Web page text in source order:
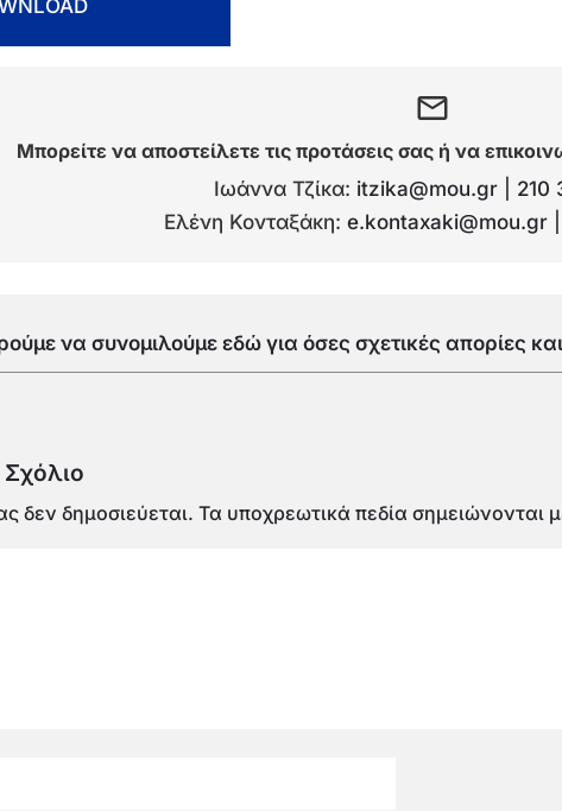
email
Μπορείτε να αποστείλετε τις προτάσεις σας ή να
Ιωάννα Τζίκα: itzika@mou.gr
210
Ελένη Κονταξάκη: e.kontaxaki@mou.gr |
να συνομιλούμε εδώ για όσες σχετικές απορίες
δεν δημοσιεύεται. Τα υποχρεωτικά πεδία σημειώνονται